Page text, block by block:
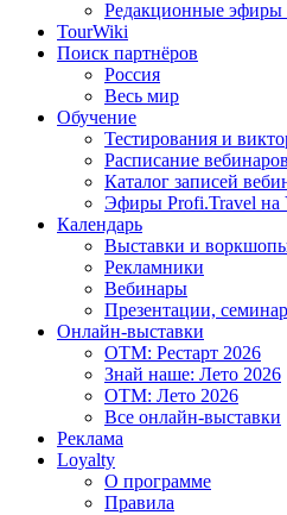
Редакционные эфиры
TourWiki
Поиск партнёров
Россия
Весь мир
Обучение
Тестирования и
Расписание вебинаров
Каталог записей
Эфиры Profi.Travel на
Календарь
Выставки и
Рекламники
Вебинары
Презентации,
Онлайн-выставки
OTM: Рестарт 2026
Знай наше: Лето 2026
OTM: Лето 2026
Все онлайн-выставки
Реклама
Loyalty
О программе
Правила